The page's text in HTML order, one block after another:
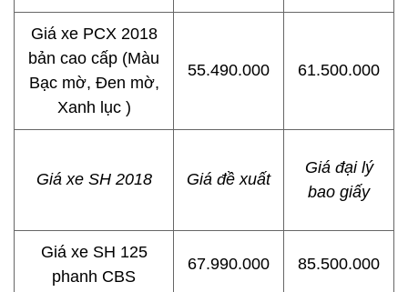
Giá xe PCX 2018
bản cao cấp (Màu
Bạc mờ, Đen mờ,
Xanh lục )
55.490.000 61.500.000
Giá xe SH 2018 Giá đề xuất
Giá đại lý
bao giấy
Giá xe SH 125
phanh CBS
67.990.000 85.500.000